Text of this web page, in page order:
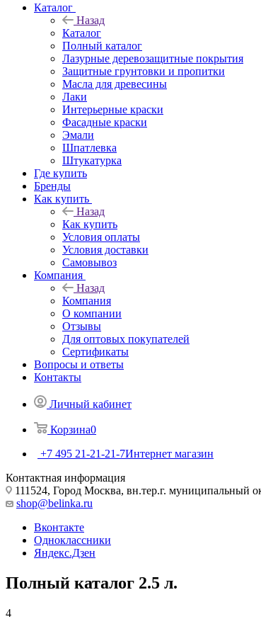
Каталог
Назад
Каталог
Полный каталог
Лазурные деревозащитные покрытия
Защитные грунтовки и пропитки
Масла для древесины
Лаки
Интерьерные краски
Фасадные краски
Эмали
Шпатлевка
Штукатурка
Где купить
Бренды
Как купить
Назад
Как купить
Условия оплаты
Условия доставки
Самовывоз
Компания
Назад
Компания
О компании
Отзывы
Для оптовых покупателей
Сертификаты
Вопросы и ответы
Контакты
Личный кабинет
Корзина0
+7 495 21-21-21-7Интернет магазин
Контактная информация
111524, Город Москва, вн.тер.г. муниципальный
shop@belinka.ru
Вконтакте
Одноклассники
Яндекс.Дзен
Полный каталог 2.5 л.
4